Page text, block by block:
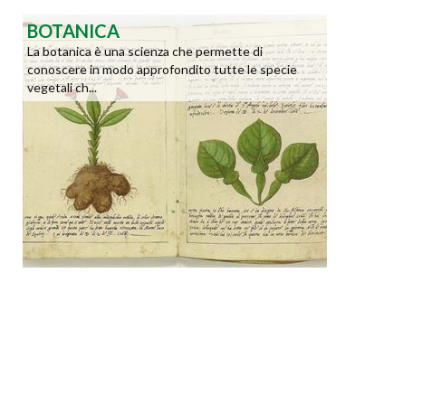
BOTANICA
La botanica è una scienza che permette di
conoscere in modo approfondito tutte le specie
vegetali ch...